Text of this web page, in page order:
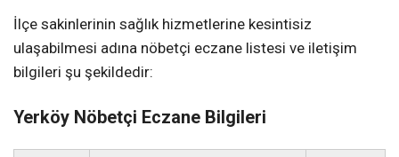
İlçe sakinlerinin sağlık hizmetlerine kesintisiz
ulaşabilmesi adına nöbetçi eczane listesi ve iletişim
bilgileri şu şekildedir:
Yerköy Nöbetçi Eczane Bilgileri